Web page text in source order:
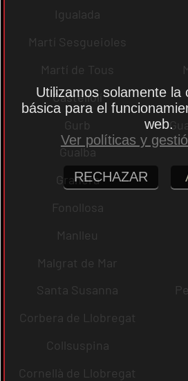
Igualada
Martí Sesgueioles
Martí de Tous
Castellolí
Gurb
Gualba
Granera
Fonollosa
Manlleu
Malgrat de Mar
Santa Susanna
Corbera de Llobregat
Collsuspina
Cornellà de Llobregat
Utilizamos solamente la
básica para el
web.
Ver políticas y
RECHAZAR